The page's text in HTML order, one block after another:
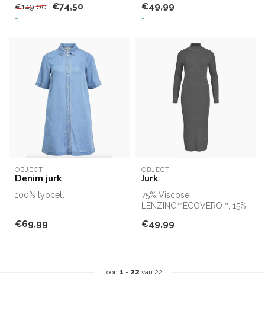
Carefully crafted in China
€149,00 €74,50
-
€49,99
-
OBJECT
Denim jurk
100% lyocell
€69,99
-
OBJECT
Jurk
75% Viscose
LENZING™ECOVERO™, 15%
€49,99
-
Toon 1 - 22 van 22